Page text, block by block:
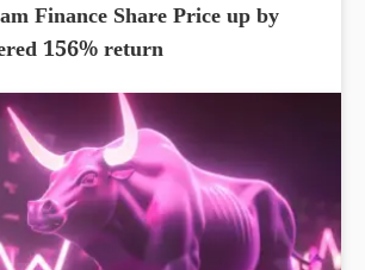
Finance Share Price up by
156% return